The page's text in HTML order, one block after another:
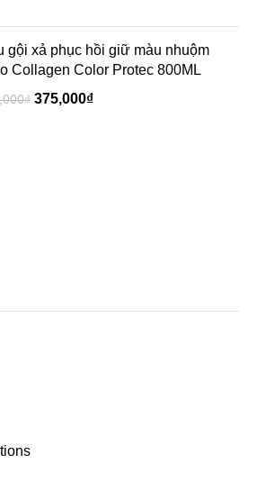
gội xả phục hồi giữ màu nhuộm
Collagen Color Protec 800ML
₫ 375,000₫